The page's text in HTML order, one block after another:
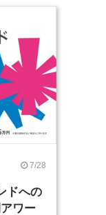
7/28
ドへの
ワー